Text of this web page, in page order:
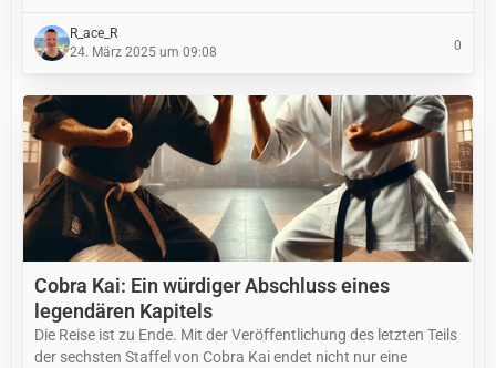
R_ace_R
24. März 2025 um 09:08
0
Cobra Kai: Ein würdiger Abschluss eines
legendären Kapitels
Die Reise ist zu Ende. Mit der Veröffentlichung des letzten Teils
der sechsten Staffel von Cobra Kai endet nicht nur eine